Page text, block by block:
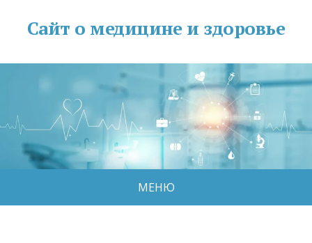
Сайт о медицине и здоровье
МЕНЮ